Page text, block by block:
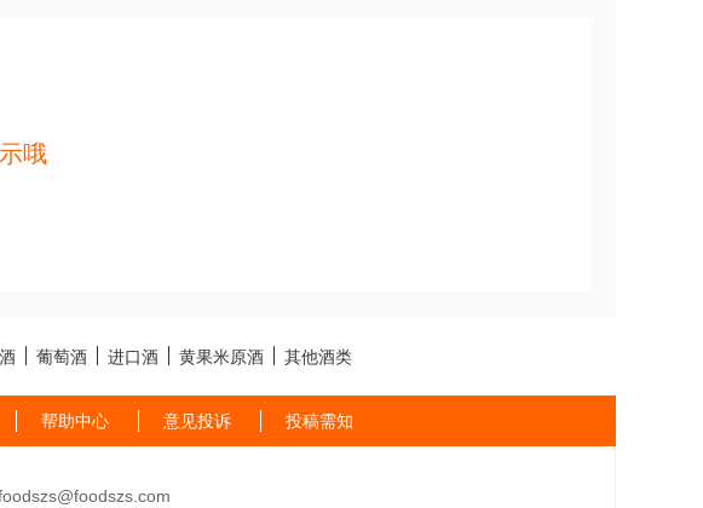
哦
葡萄酒 进口酒 黄果米原酒 其他酒类
帮助中心 意见投诉 投稿需知